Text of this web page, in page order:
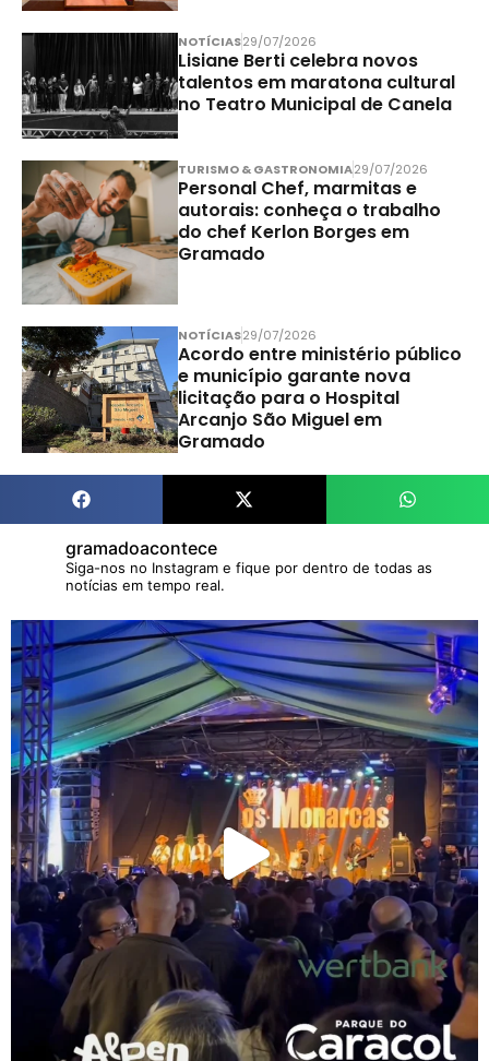
NOTÍCIAS29/07/2026
Lisiane Berti celebra novos
talentos em maratona cultural
no Teatro Municipal de Canela
TURISMO & GASTRONOMIA29/07/2026
Personal Chef, marmitas e
autorais: conheça o trabalho
do chef Kerlon Borges em
Gramado
NOTÍCIAS29/07/2026
Acordo entre ministério público
e município garante nova
licitação para o Hospital
Arcanjo São Miguel em
Gramado
gramadoacontece
Siga-nos no Instagram e fique por dentro de todas as
notícias em tempo real.